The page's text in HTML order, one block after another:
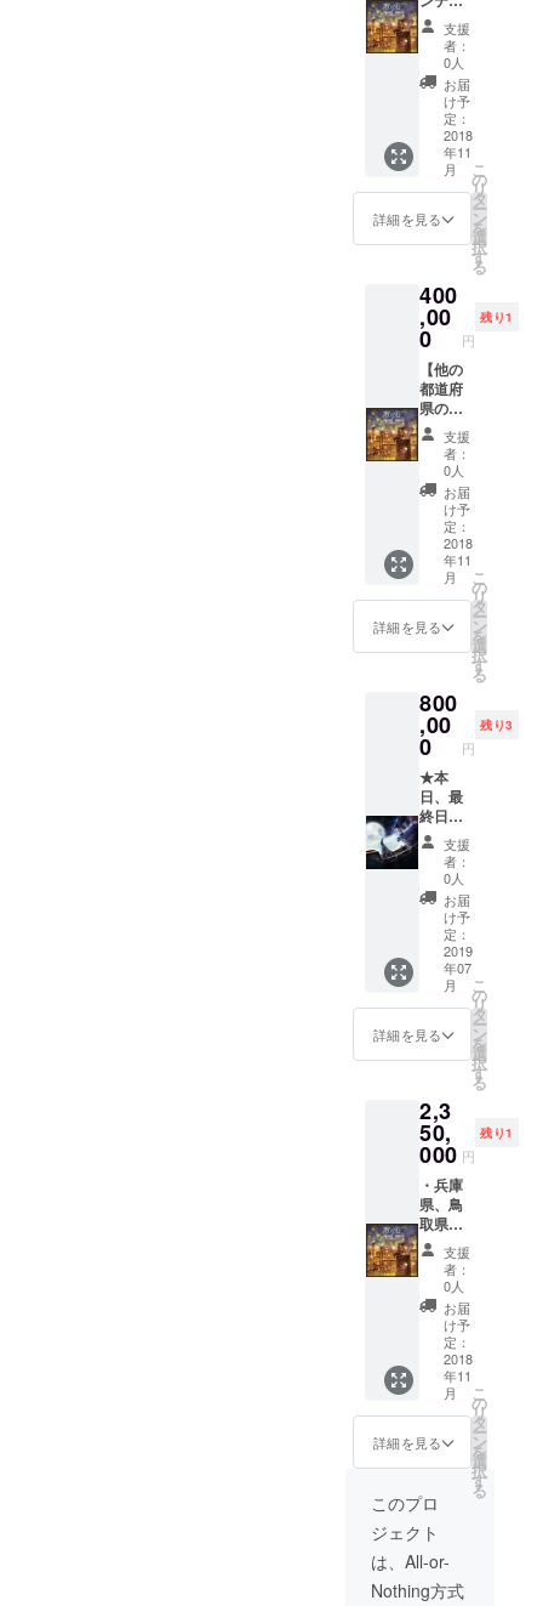
りま
す。 ※
広告掲
載の権
利はご
ざいま
せん。
・ク
ローズ
ドな
Facebo
ok非公
開グ
へ参加
サイト
の構築
はこち
らで行
いま
す。 ※
サイト
自体に
情報を
掲載す
る部分
はこち
らで行
す。 ※
ショッ
プ機能
は煩雑
になる
ためな
しとな
りま
す。 ※
広告掲
載の権
利はご
ざいま
せん。
・ク
ローズ
ドな
Facebo
ok非公
開グ
へ参加
ツ部分
のプロ
デュー
ス全般
を行
う。 ※
ベース
となる
サイト
の構築
はこち
らで行
いま
サイト
自体に
情報を
掲載す
る部分
はこち
らで行
いま
す。 ※
ショッ
プ機能
は煩雑
になる
ためな
しとな
りま
す。 ※
広告掲
載の権
利はご
せん。
・ク
ローズ
ドな
Facebo
ok非公
開グ
ループ
へ参加
支援
者：
0人
お届
け予
定：
2018
年11
月
詳細を見る
こ
の
リ
タ
ー
ン
を
選
択
す
る
400
,00
0 円
残り1
【他の
都道府
県のア
ピール
を行う
方用】
・〇〇
県のコ
ンテン
ツ部分
の情報
収集(観
光ス
ポッ
ト)、情
報選
報をど
のよう
に掲載
する
か、ど
のよう
に運用
してい
くかを
決定す
る。 ※
ベース
となる
サイト
の構築
はこち
らで行
いま
す。 ※
サイト
情報を
掲載す
る部分
はこち
らで行
いま
す。 ※
ショッ
プ機能
は煩雑
になる
ためな
しとな
りま
す。 ※
広告掲
載の権
利もご
ざいま
せん。
※兵庫、
鳥取、
岡山、
島根、
広島、
山口県
支援
者：
0人
お届
け予
定：
2018
年11
月
詳細を見る
こ
の
リ
タ
ー
ン
を
選
択
す
る
800
,00
0 円
残り3
★本
日、最
終日
『超特
別スポ
ンサー
枠』を
限定3つ
用意さ
せて頂
きまし
た！！
★ 【企
業様・
個人事
業主様
サービ
ス概要
ページ
にて、
『地域
活性化
の成功
事例創
出』の
超特別
スポン
サー様
として
ロゴを
掲載い
たしま
す。 プ
ペル美
術館と
同じよ
うに、
川西市
を盛り
上げ、
一緒に
『地域
支援
者：
0人
お届
け予
定：
2019
年07
月
詳細を見る
こ
の
リ
タ
ー
ン
を
選
択
す
る
2,3
50,
000 円
残り1
・兵庫
県、鳥
取県、
岡山
県、島
根県、
広島
県、山
口県プ
ロジェ
クト対
象全県
のコン
テンツ
部分の
情報収
集(観光
スポッ
ト)、情
報選
定、情
報をど
支援
者：
0人
お届
け予
定：
2018
年11
月
詳細を見る
こ
の
リ
タ
ー
ン
を
選
択
す
る
このプロ
ジェクト
は、All-or-
Nothing方式